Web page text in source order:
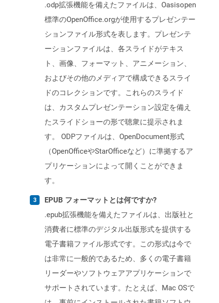
.odp拡張機能を備えたファイルは、Oasisopen
標準のOpenOffice.orgが使用するプレゼンテー
ションファイル形式を表します。プレゼンテ
ーションファイルは、各スライドがテキス
ト、画像、フォーマット、アニメーション、
およびその他のメディアで構成できるスライ
ドのコレクションです。これらのスライド
は、カスタムプレゼンテーション設定を備え
たスライドショーの形で聴衆に提示されま
す。 ODPファイルは、OpenDocument形式
（OpenOfficeやStarOfficeなど）に準拠するア
プリケーションによって開くことができま
す。
EPUB フォーマットとは何ですか?
.epub拡張機能を備えたファイルは、出版社と
消費者に標準のデジタル出版形式を提供する
電子書籍ファイル形式です。この形式は今で
は非常に一般的であるため、多くの電子書籍
リーダーやソフトウェアアプリケーションで
サポートされています。たとえば、Mac OSで